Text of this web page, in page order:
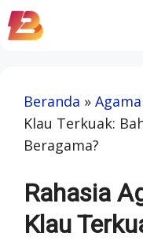
Skip
to
Beranda » Agama
Klau Terkuak:
Beragama?
Rahasia
Klau